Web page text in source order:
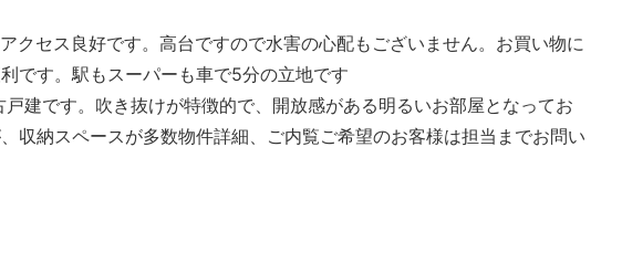
クセス良好です。高台ですので水害の心配もございません。お買い物に
です。駅もスーパーも車で5分の立地です
建です。吹き抜けが特徴的で、開放感がある明るいお部屋となってお
収納スペースが多数物件詳細、ご内覧ご希望のお客様は担当までお問い